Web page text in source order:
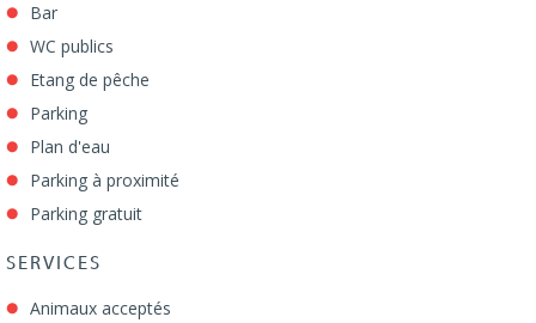
Bar
WC publics
Etang de pêche
Parking
Plan d'eau
Parking à proximité
Parking gratuit
SERVICES
Animaux acceptés